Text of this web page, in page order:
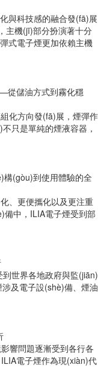
與科技感的融合發(fā)展
主機(jī)部分扮演著十分
式電子煙更加依賴主機
從儲油方式到霧化穩
化方向發(fā)展，煙彈作
只是單純的煙液容器，
(gòu)到使用體驗的全
、更便攜化以及更注重
中，ILIA電子煙受到部
世界各地政府與監(jiān)
及電子設(shè)備、煙油
響問題逐漸受到各行各
電子煙作為現(xiàn)代